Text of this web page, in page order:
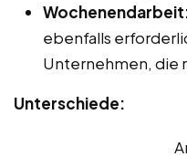
ebenfalls
Unternehmen, die
Unterschiede: